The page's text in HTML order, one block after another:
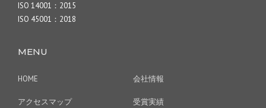
ISO 14001：2015
ISO 45001：2018
MENU
HOME 会社情報
アクセスマップ 受賞実績